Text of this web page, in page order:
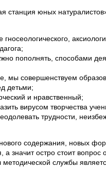
юных
пополнять, способами
мы совершенствуем
детьми;
и нравственный;
вирусом творчества
трудности,
содержания, новых
значит остро стоит вопрос
службы